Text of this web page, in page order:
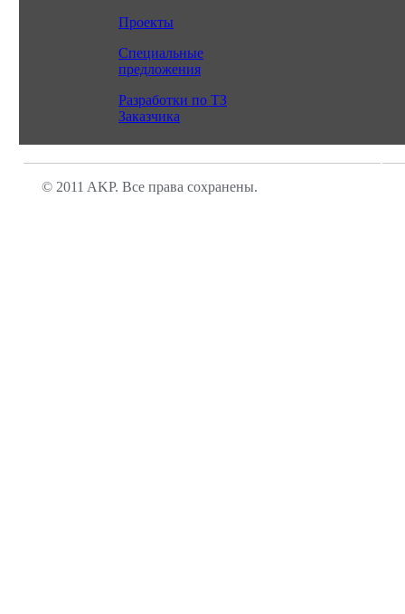
Проекты
Специальные
предложения
Разработки по ТЗ
Заказчика
© 2011 AKP. Все права сохранены.